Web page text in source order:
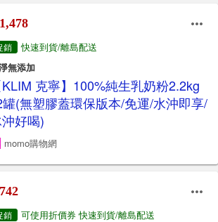
銷
快速到貨/離島配送
無添加
KLIM 克寧】100%純生乳奶粉2.2kg
(無塑膠蓋環保版本/免運/水沖即享/
好喝)
momo購物網
銷
可使用折價券 快速到貨/離島配送